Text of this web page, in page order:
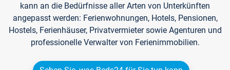
kann an die Bedürfnisse aller Arten von Unterkünften
angepasst werden: Ferienwohnungen, Hotels, Pensionen,
Hostels, Ferienhäuser, Privatvermieter sowie Agenturen und
professionelle Verwalter von Ferienimmobilien.